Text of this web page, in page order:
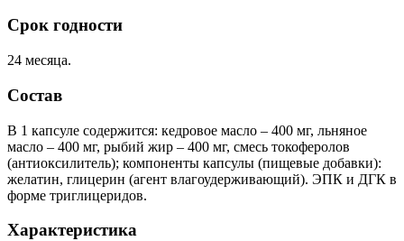
Срок годности
24 месяца.
Состав
В 1 капсуле содержится: кедровое масло – 400 мг, льняное
масло – 400 мг, рыбий жир – 400 мг, смесь токоферолов
(антиоксилитель); компоненты капсулы (пищевые добавки):
желатин, глицерин (агент влагоудерживающий). ЭПК и ДГК в
форме триглицеридов.
Характеристика